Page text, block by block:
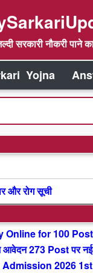
सरकारी नौकरी पाने
Yojna
और रोग सूची
Online for 100 Post
273 Post पर नई
Admission 2026